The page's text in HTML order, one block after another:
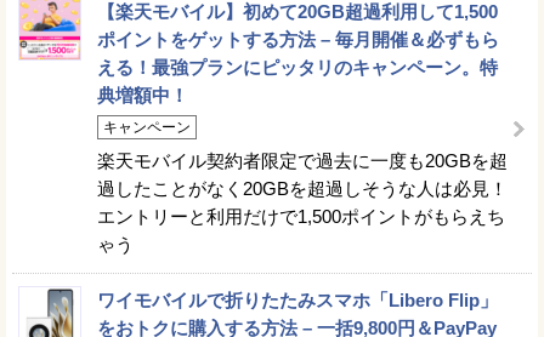
【楽天モバイル】初めて20GB超過利用して1,500
ポイントをゲットする方法 – 毎月開催＆必ずもら
える！最強プランにピッタリのキャンペーン。特
典増額中！
キャンペーン
楽天モバイル契約者限定で過去に一度も20GBを超
過したことがなく20GBを超過しそうな人は必見！
エントリーと利用だけで1,500ポイントがもらえち
ゃう
ワイモバイルで折りたたみスマホ「Libero Flip」
をおトクに購入する方法 – 一括9,800円＆PayPay